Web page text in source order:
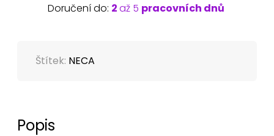
Doručení do: 2až 5 pracovních dnů
Štítek: NECA
Popis